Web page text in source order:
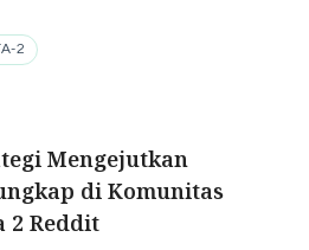
2
Mengejutkan
di Komunitas
2 Reddit